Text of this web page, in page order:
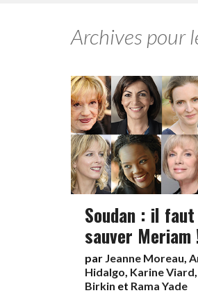
Archives pour
Soudan : il faut
sauver Meriam
par Jeanne Moreau,
Hidalgo, Karine Viard,
Birkin et Rama Yade